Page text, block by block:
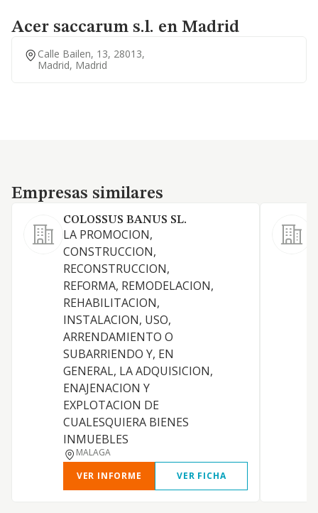
Acer saccarum s.l. en Madrid
Calle Bailen, 13, 28013,
Madrid, Madrid
Empresas similares
Empresas similares
COLOSSUS BANUS SL.
LA PROMOCION,
CONSTRUCCION,
RECONSTRUCCION,
REFORMA, REMODELACION,
REHABILITACION,
INSTALACION, USO,
ARRENDAMIENTO O
SUBARRIENDO Y, EN
GENERAL, LA ADQUISICION,
ENAJENACION Y
EXPLOTACION DE
CUALESQUIERA BIENES
INMUEBLES
MALAGA
VER INFORME
VER FICHA